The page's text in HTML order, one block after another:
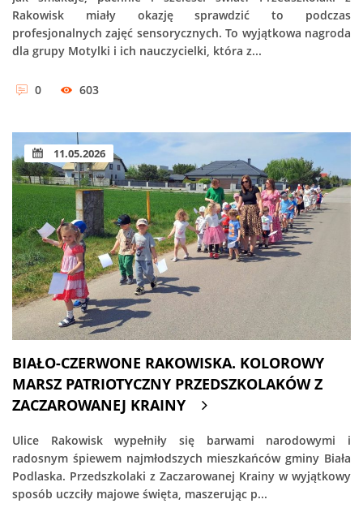
Rakowisk miały okazję sprawdzić to podczas
profesjonalnych zajęć sensorycznych. To wyjątkowa nagroda
dla grupy Motylki i ich nauczycielki, która z...
0 603
11.05.2026
BIAŁO-CZERWONE RAKOWISKA. KOLOROWY
MARSZ PATRIOTYCZNY PRZEDSZKOLAKÓW Z
ZACZAROWANEJ KRAINY
Ulice Rakowisk wypełniły się barwami narodowymi i
radosnym śpiewem najmłodszych mieszkańców gminy Biała
Podlaska. Przedszkolaki z Zaczarowanej Krainy w wyjątkowy
sposób uczciły majowe święta, maszerując p...